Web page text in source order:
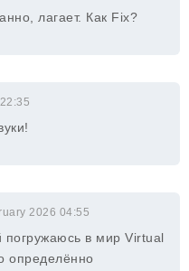
лагает. Как Fix?
2026 04:55
погружаюсь в мир Virtual
определённо